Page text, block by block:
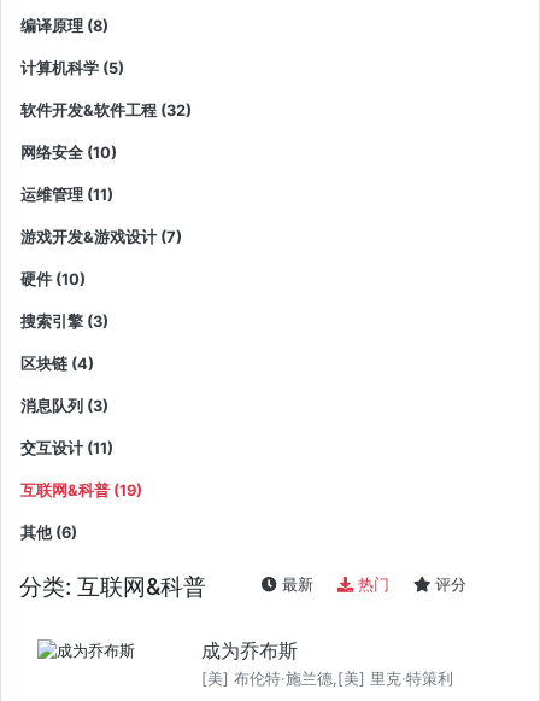
编译原理 (8)
计算机科学 (5)
软件开发&软件工程 (32)
网络安全 (10)
运维管理 (11)
游戏开发&游戏设计 (7)
硬件 (10)
搜索引擎 (3)
区块链 (4)
消息队列 (3)
交互设计 (11)
互联网&科普 (19)
其他 (6)
分类: 互联网&科普 最新 热门 评分
成为乔布斯
[美] 布伦特·施兰德,[美] 里克·特策利